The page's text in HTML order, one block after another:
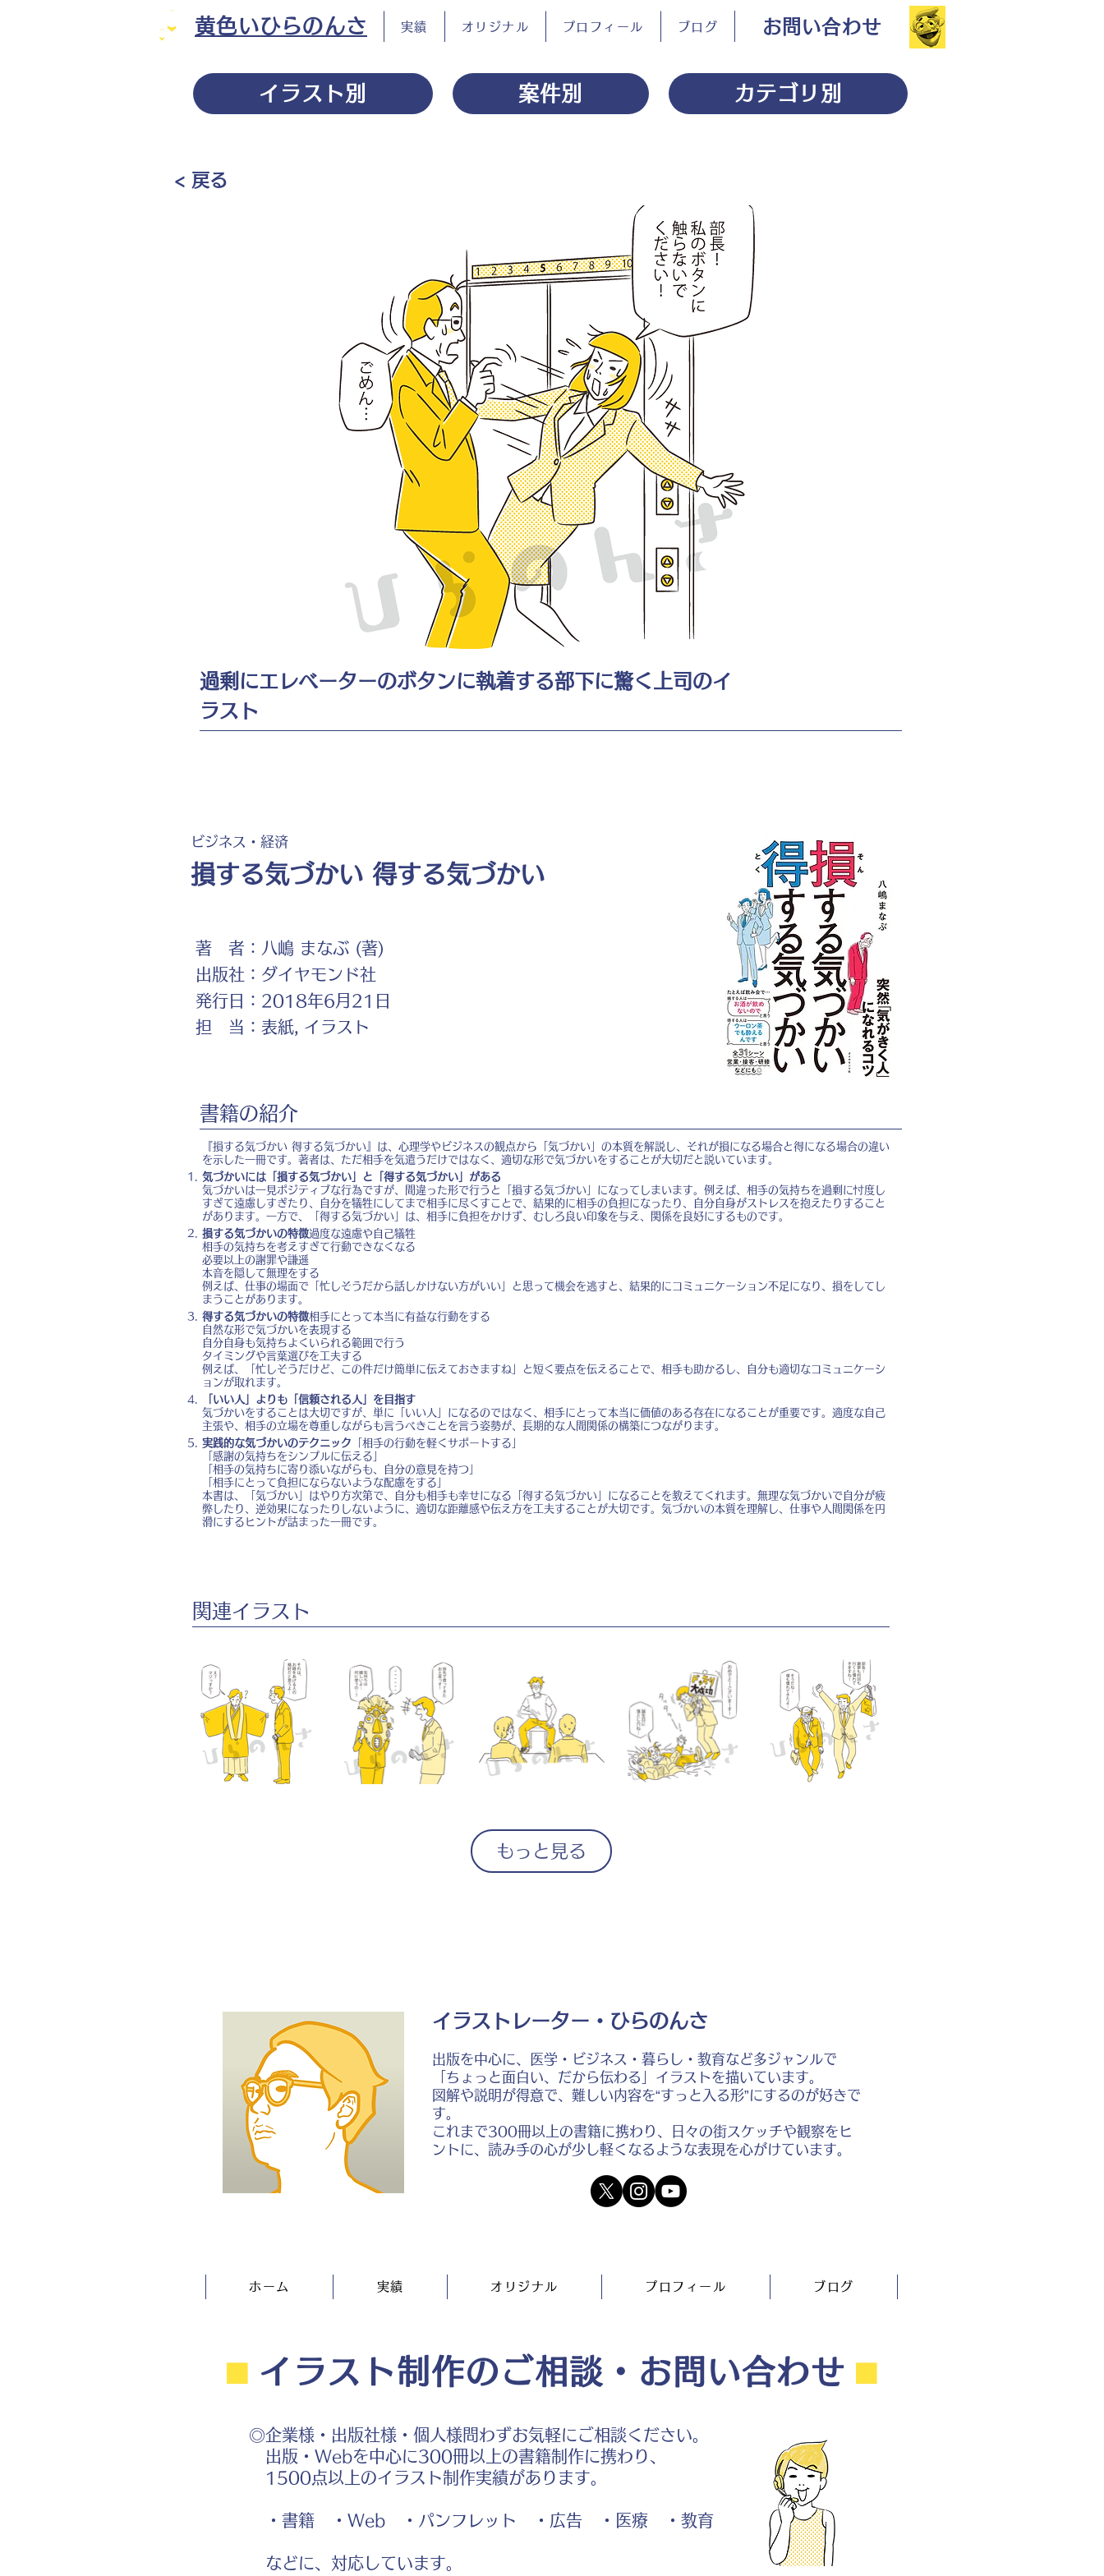
黄色いひらのんさ 実績 オリジナル プロフィール ブログ お問い合わせ
イラスト別 案件別 カテゴリ別
< 戻る
過剰にエレベーターのボタンに執着する部下に驚く上司のイ
ラスト
ビジネス・経済
損する気づかい 得する気づかい
著 者：
出版社：
発行日：
担 当：
八嶋 まなぶ (著)
ダイヤモンド社
2018年6月21日
表紙, イラスト
書籍の紹介
『損する気づかい 得する気づかい』は、心理学やビジネスの観点から「気づかい」の本質を解説し、それが損になる場合と得になる場合の違い
を示した一冊です。著者は、ただ相手を気遣うだけではなく、適切な形で気づかいをすることが大切だと説いています。
気づかいには「損する気づかい」と「得する気づかい」がある
気づかいは一見ポジティブな行為ですが、間違った形で行うと「損する気づかい」になってしまいます。例えば、相手の気持ちを過剰に忖度し
すぎて遠慮しすぎたり、自分を犠牲にしてまで相手に尽くすことで、結果的に相手の負担になったり、自分自身がストレスを抱えたりすること
があります。一方で、「得する気づかい」は、相手に負担をかけず、むしろ良い印象を与え、関係を良好にするものです。
損する気づかいの特徴過度な遠慮や自己犠牲
相手の気持ちを考えすぎて行動できなくなる
必要以上の謝罪や謙遜
本音を隠して無理をする
例えば、仕事の場面で「忙しそうだから話しかけない方がいい」と思って機会を逃すと、結果的にコミュニケーション不足になり、損をしてし
まうことがあります。
得する気づかいの特徴相手にとって本当に有益な行動をする
自然な形で気づかいを表現する
自分自身も気持ちよくいられる範囲で行う
タイミングや言葉選びを工夫する
例えば、「忙しそうだけど、この件だけ簡単に伝えておきますね」と短く要点を伝えることで、相手も助かるし、自分も適切なコミュニケーシ
ョンが取れます。
「いい人」よりも「信頼される人」を目指す
気づかいをすることは大切ですが、単に「いい人」になるのではなく、相手にとって本当に価値のある存在になることが重要です。適度な自己
主張や、相手の立場を尊重しながらも言うべきことを言う姿勢が、長期的な人間関係の構築につながります。
実践的な気づかいのテクニック 「相手の行動を軽くサポートする」
「感謝の気持ちをシンプルに伝える」
「相手の気持ちに寄り添いながらも、自分の意見を持つ」
「相手にとって負担にならないような配慮をする」
本書は、「気づかい」はやり方次第で、自分も相手も幸せになる「得する気づかい」になることを教えてくれます。無理な気づかいで自分が疲
弊したり、逆効果になったりしないように、適切な距離感や伝え方を工夫することが大切です。気づかいの本質を理解し、仕事や人間関係を円
滑にするヒントが詰まった一冊です。
​関連イラスト
もっと見る
イラストレーター・ひらのんさ
出版を中心に、医学・ビジネス・暮らし・教育など多ジャンルで
「ちょっと面白い、だから伝わる」イラストを描いています。
図解や説明が得意で、難しい内容を“すっと入る形”にするのが好きで
す。
これまで300冊以上の書籍に携わり、日々の街スケッチや観察をヒ
ントに、読み手の心が少し軽くなるような表現を心がけています。
ホーム 実績 オリジナル プロフィール ブログ
⬛︎ イラスト制作のご相談・お問い合わせ ⬛︎
◎企業様・出版社様・個人様問わずお気軽にご相談ください。
出版・Webを中心に300冊以上の書籍制作に携わり、
1500点以上のイラスト制作実績があります。
・書籍 ・Web ・パンフレット ・広告 ・医療 ・教育
などに、対応しています。